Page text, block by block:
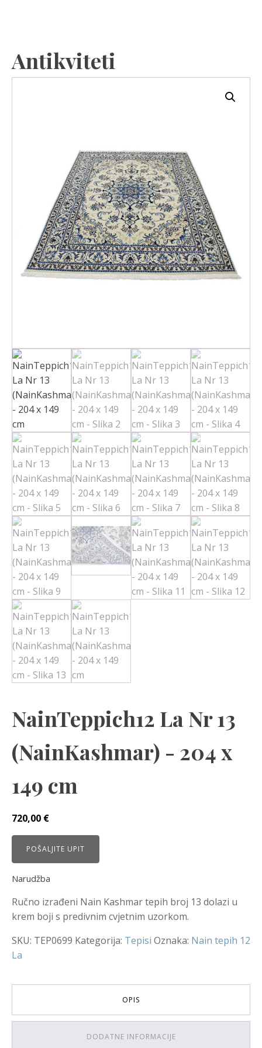
Antikviteti
NainTeppich12 La Nr 13
(NainKashmar) - 204 x
149 cm
720,00 €
POŠALJITE UPIT
Narudžba
Ručno izrađeni Nain Kashmar tepih broj 13 dolazi u
krem boji s predivnim cvjetnim uzorkom.
SKU: TEP0699 Kategorija: Tepisi Oznaka: Nain tepih 12
La
OPIS
DODATNE INFORMACIJE